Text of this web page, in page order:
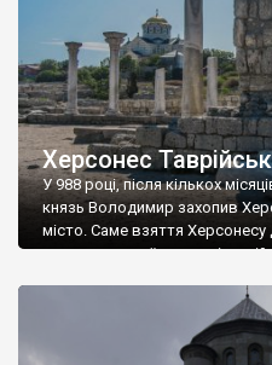
Херсонес
У 988 році, після кількох
князь Володимир захопив
місто. Саме взяття
диктувати свої умови
Херсонесі Володимир-
А потім було Хрещення Русі.